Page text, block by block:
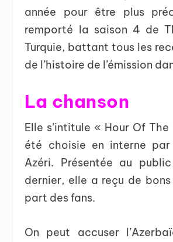
année pour être plus
remporté la saison 4 de
Turquie, battant tous les
de l’histoire de l’émission
La chanson
Elle s’intitule « Hour Of
été choisie en interne
Azéri. Présentée au
dernier, elle a reçu de
part des fans.
On peut accuser